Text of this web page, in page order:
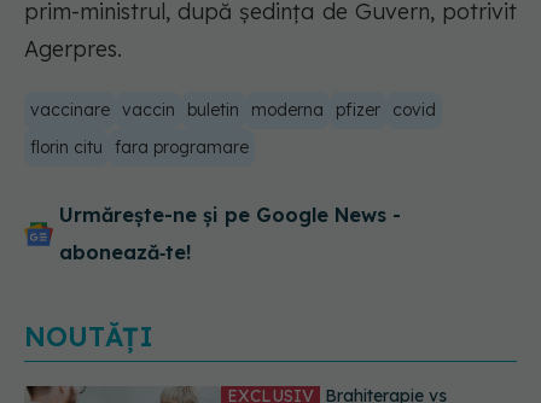
prim-ministrul, după şedinţa de Guvern, potrivit
Agerpres.
vaccinare vaccin buletin moderna pfizer
covid
florin citu
fara programare
Urmărește-ne și pe Google News -
abonează‑te!
NOUTĂȚI